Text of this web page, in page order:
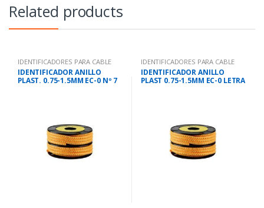
Related products
IDENTIFICADORES PARA CABLE
IDENTIFICADOR ANILLO
PLAST. 0.75-1.5MM EC-0 Nº 7
IDENTIFICADORES PARA CABLE
IDENTIFICADOR ANILLO
PLAST 0.75-1.5MM EC-0 LETRA